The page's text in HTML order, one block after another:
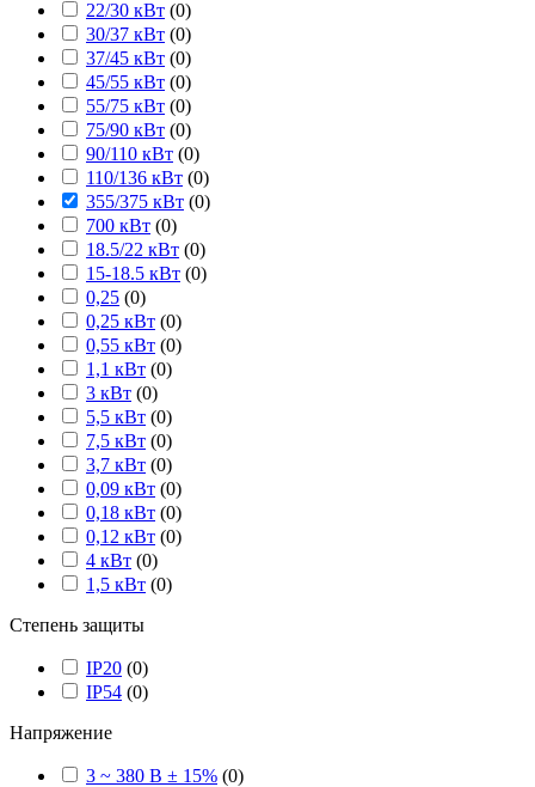
22/30 кВт (0)
30/37 кВт (0)
37/45 кВт (0)
45/55 кВт (0)
55/75 кВт (0)
75/90 кВт (0)
90/110 кВт (0)
110/136 кВт (0)
355/375 кВт (0)
700 кВт (0)
18.5/22 кВт (0)
15-18.5 кВт (0)
0,25 (0)
0,25 кВт (0)
0,55 кВт (0)
1,1 кВт (0)
3 кВт (0)
5,5 кВт (0)
7,5 кВт (0)
3,7 кВт (0)
0,09 кВт (0)
0,18 кВт (0)
0,12 кВт (0)
4 кВт (0)
1,5 кВт (0)
Степень защиты
IP20 (0)
IP54 (0)
Напряжение
3 ~ 380 В ± 15% (0)